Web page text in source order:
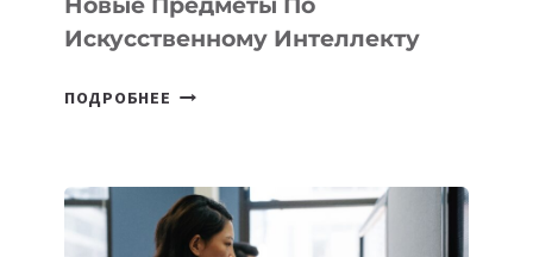
Новые Предметы По
Искусственному Интеллекту
ПОДРОБНЕЕ
НОВЫЕ
ПРЕДМЕТЫ